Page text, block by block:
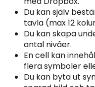
Du kan själv
tavla (max 12
Du kan skapa
antal nivåer.
En cell kan
flera symboler
Du kan byta ut